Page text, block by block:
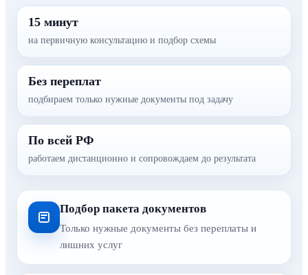
15 минут
на первичную консультацию и подбор схемы
Без переплат
подбираем только нужные документы под задачу
По всей РФ
работаем дистанционно и сопровождаем до результата
Подбор пакета документов
Только нужные документы без переплаты и
лишних услуг